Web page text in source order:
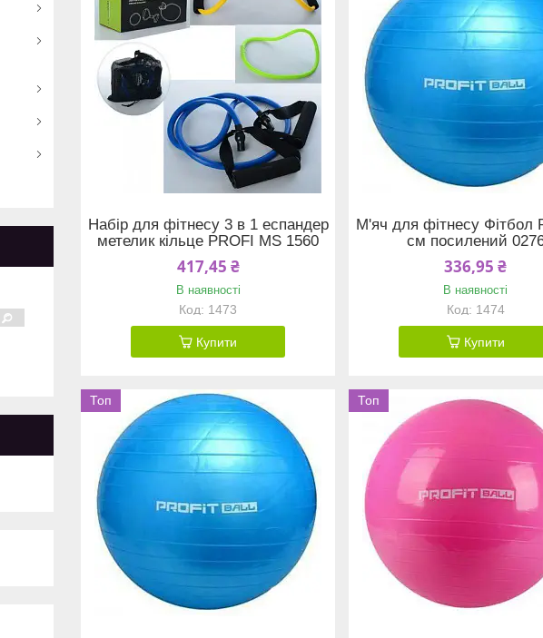
Набір для фітнесу 3 в 1 еспандер
метелик кільце PROFI MS 1560
417,45 ₴
В наявності
1473
Купити
М'яч для фітнесу Фітбол
см посилений
336,95 ₴
В наявності
1474
Купити
Топ Топ